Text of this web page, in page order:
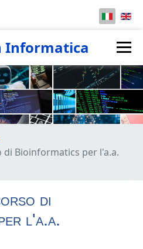
Informatica
Bioinformatics per l'a.a.
di
l'a.a.